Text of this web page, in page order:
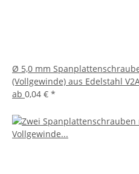
Ø 5,0 mm
(Vollgewinde) aus Edelstahl
ab 0,04 € *